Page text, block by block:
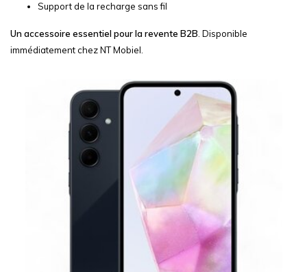
Support de la recharge sans fil
Un accessoire essentiel pour la revente B2B . Disponible
immédiatement chez NT Mobiel.